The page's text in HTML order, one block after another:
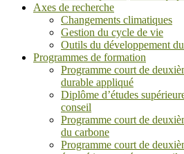
Axes de recherche
Changements climatiques
Gestion du cycle de vie
Outils du développement
Programmes de formation
Programme court de
durable appliqué
Diplôme d’études
conseil
Programme court de
du carbone
Programme court de